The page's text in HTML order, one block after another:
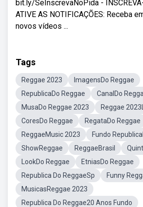
bit.ly/SeInscrevaNoPida -
ATIVE AS NOTIFICAÇÕES: Receba
novos vídeos ...
Tags
Reggae 2023
ImagensDo Reggae
RepublicaDo Reggae
CanalDo
MusaDo Reggae 2023
Reggae
CoresDo Reggae
RegataDo Reggae
ReggaeMusic 2023
Fundo
ShowReggae
ReggaeBrasil
LookDo Reggae
EtniasDo Reggae
Republica Do ReggaeSp
Funny
MusicasReggae 2023
Republica Do Reggae20 Anos Fundo